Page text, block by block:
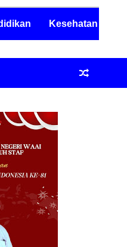
Kesehatan